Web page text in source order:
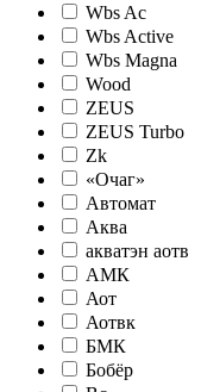
Wbs Ac
Wbs Active
Wbs Magna
Wood
ZEUS
ZEUS Turbo
Zk
«Очаг»
Автомат
Аква
акватэн аотв
АМК
Аот
Аотвк
БМК
Бобёр